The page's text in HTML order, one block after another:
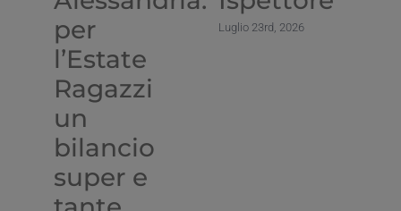
per
l’Estate
Ragazzi
un
bilancio
super e
Luglio 23rd, 2026